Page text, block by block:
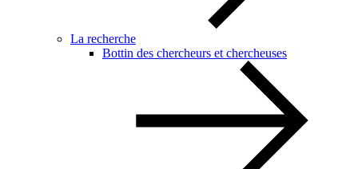
La recherche
Bottin des chercheurs et chercheuses